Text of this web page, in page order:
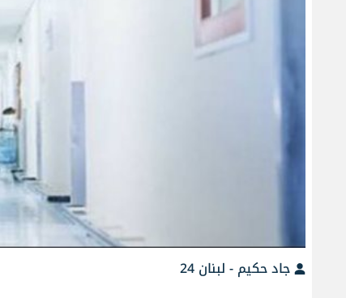
جاد حكيم - لبنان 24